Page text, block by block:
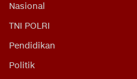
Nasional
TNI POLRI
Pendidikan
Politik